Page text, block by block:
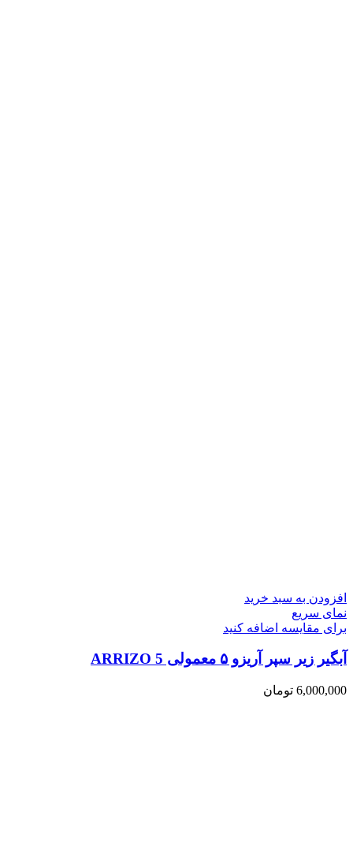
افزودن به سبد خرید
نمای سریع
برای مقایسه اضافه کنید
آبگیر زیر سپر آریزو ۵ معمولی ARRIZO 5
6,000,000 تومان